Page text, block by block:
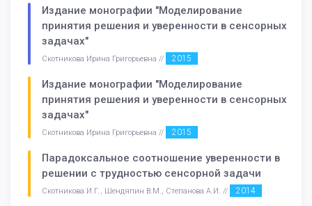
Издание монографии "Моделирование
принятия решения и уверенности в сенсорных
задачах"
Скотникова Ирина Григорьевна // 2015
Издание монографии "Моделирование
принятия решения и уверенности в сенсорных
задачах"
Скотникова Ирина Григорьевна // 2015
Парадоксальное соотношение уверенности в
решении c трудностью сенсорной задачи
Скотникова И.Г., Шендяпин В.М., Степанова А.И. // 2014